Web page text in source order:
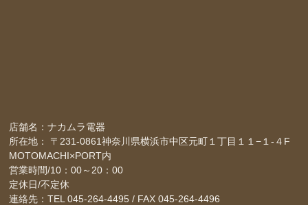
店舗名：ナカムラ電器
所在地： 〒231-0861神奈川県横浜市中区元町１丁目１１−１-４F
MOTOMACHI×PORT内
営業時間/10：00～20：00
定休日/不定休
連絡先：TEL 045-264-4495 / FAX 045-264-4496